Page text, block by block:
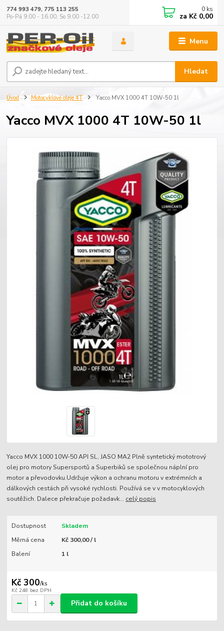
Menu
Hledat
774 993 479, 775 113 255
Po-Pá 9.00 - 16.00, So 9.00 -12.00
0 ks
za Kč 0,00
Úvod Motocyklové oleje 4T Yacco MVX 1000 4T 10W-50 1l
Yacco MVX 1000 4T 10W-50 1l
Yacco MVX 1000 10W-50 API SL, JASO MA2 Plně syntetický mototrový
olej pro motory Supersportů a Superbiků se společnou náplní pro
motor a převodovku.Udržuje výkon a ochranu motoru v extrémních a
dálkových cestách při vysoké rychlosti. Používá se v v motocyklových
soutěžich. Dalece překračuje požadavk... celý popis
Dostupnost
Skladem
Měrná cena
Kč 300,00 / l
Balení
1 l
Kč 300/ks
Kč 248 bez DPH
Přidat do košíku